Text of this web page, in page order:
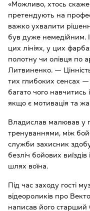
«Можливо, хтось
претендують на
важко ухвалити
був дуже немедійним.
цих лініях, у цих
полотну чи олівця по
Литвиненко. —
тих глибоких сенсах
багато чого навчитись
якщо є мотивація та
Владислав малював у
тренуваннями, між
служби захисник
безліч бойових
шлях воїна.
Під час заходу гості
відеороликів про
написав його старший